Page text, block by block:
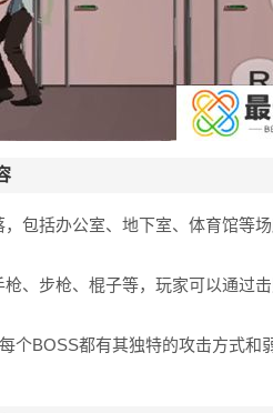
包括办公室、地下室、体育馆等
、步枪、棍子等，玩家可以通过
个BOSS都有其独特的攻击方式和